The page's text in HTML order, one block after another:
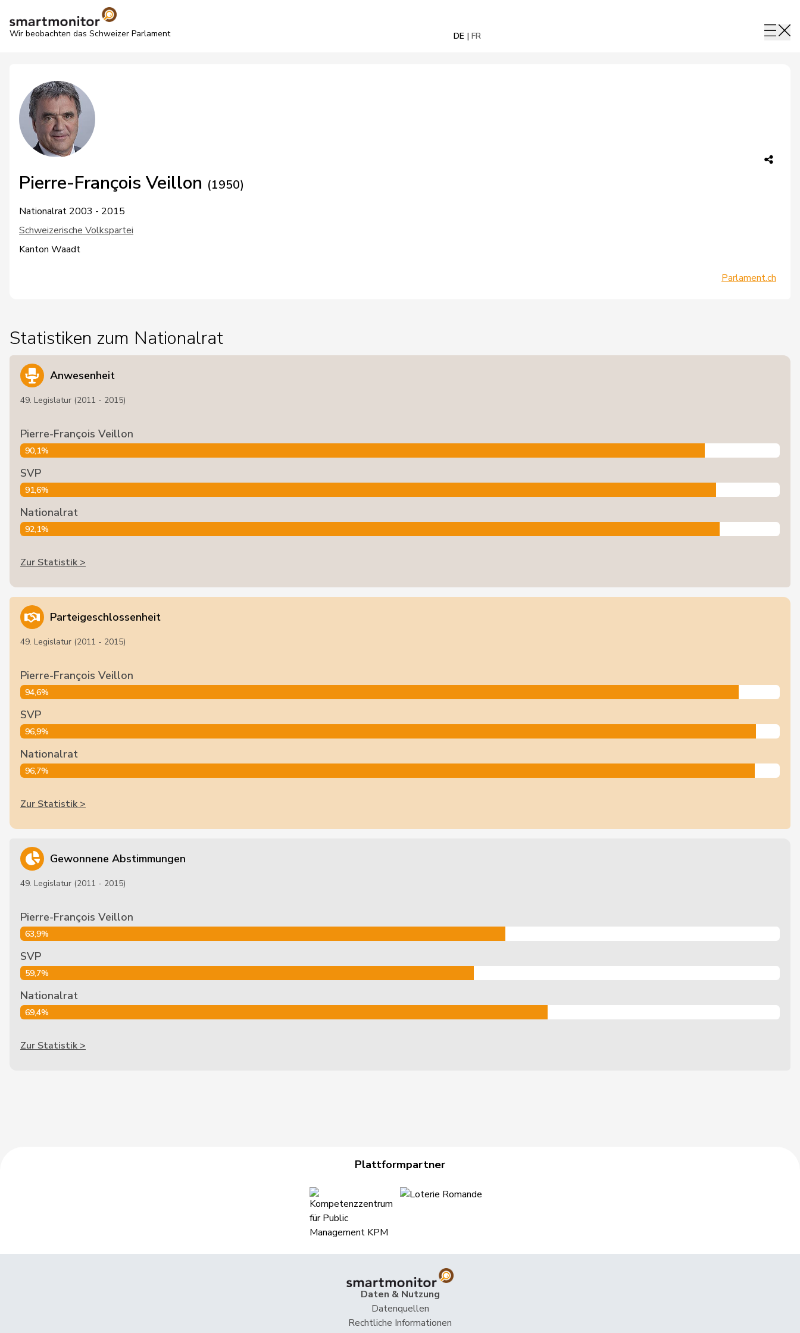
Wir beobachten das Schweizer Parlament DE FR
Pierre-François Veillon (1950)
Nationalrat 2003 - 2015
Schweizerische Volkspartei
Kanton Waadt
Parlament.ch
Statistiken zum Nationalrat
Anwesenheit
49. Legislatur (2011 - 2015)
Pierre-François Veillon
90,1%
SVP
91,6%
Nationalrat
92,1%
Zur Statistik >
Parteigeschlossenheit
49. Legislatur (2011 - 2015)
Pierre-François Veillon
94,6%
SVP
96,9%
Nationalrat
96,7%
Zur Statistik >
Gewonnene Abstimmungen
49. Legislatur (2011 - 2015)
Pierre-François Veillon
63,9%
SVP
59,7%
Nationalrat
69,4%
Zur Statistik >
Plattformpartner
Daten & Nutzung
Datenquellen
Rechtliche Informationen